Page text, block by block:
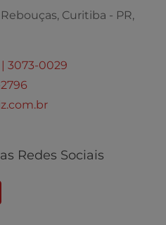
Curitiba - PR,
3073-0029
Redes Sociais